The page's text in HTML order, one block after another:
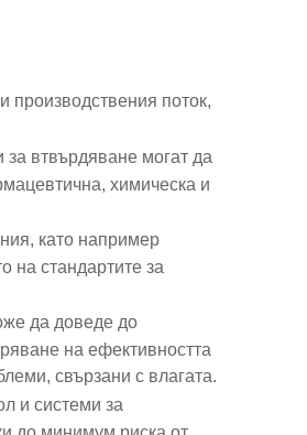
производствения поток,
втвърдяване могат да
химическа и
като например
на стандартите за
да доведе до
на ефективността
свързани с влагата.
и системи за